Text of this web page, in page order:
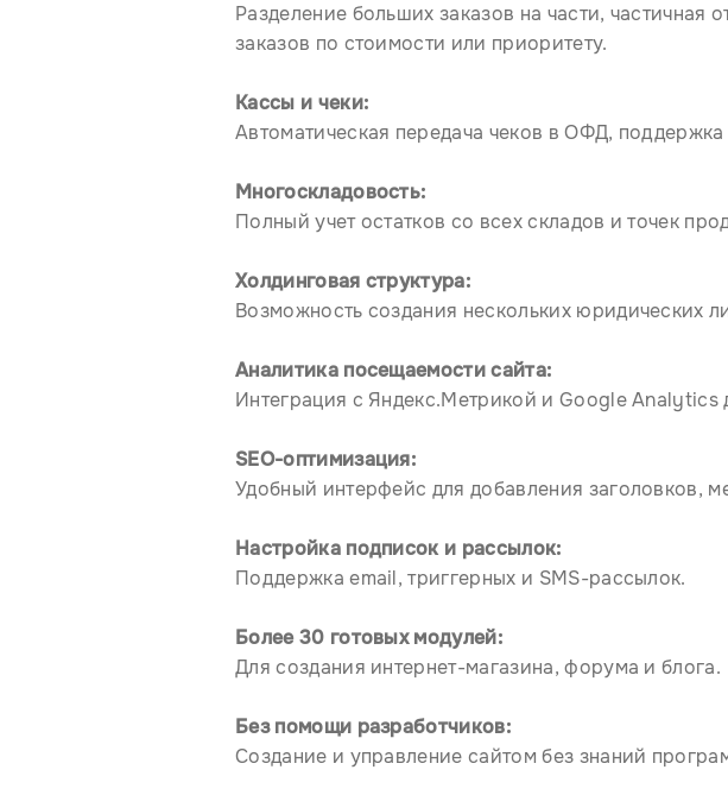
Разделение больших заказов на части, частичная
заказов по стоимости или приоритету.
Кассы и чеки:
Автоматическая передача чеков в ОФД,
Многоскладовость:
Полный учет остатков со всех складов и точек
Холдинговая структура:
Возможность создания нескольких юридических
Аналитика посещаемости сайта:
Интеграция с Яндекс.Метрикой и Google Analytics
SEO-оптимизация:
Удобный интерфейс для добавления заголовков,
Настройка подписок и рассылок:
Поддержка email, триггерных и SMS-рассылок.
Более 30 готовых модулей:
Для создания интернет-магазина, форума и блога.
Без помощи разработчиков:
Создание и управление сайтом без знаний